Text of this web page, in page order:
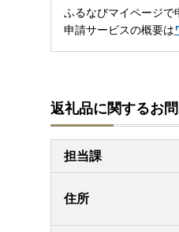
ふるなびマイページで
申請サービスの概要は
返礼品に関するお
担当課
住所